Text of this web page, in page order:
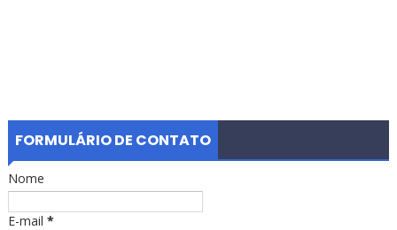
FORMULÁRIO DE CONTATO
Nome
E-mail *